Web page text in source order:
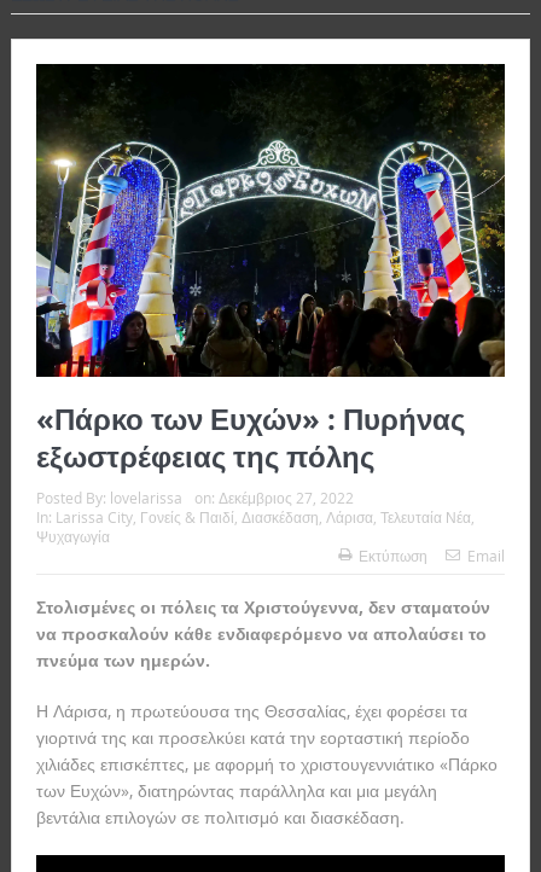
«Πάρκο των Ευχών» : Πυρήνας
εξωστρέφειας της πόλης
Posted By: lovelarissa on: Δεκέμβριος 27, 2022
In: Larissa City, Γονείς & Παιδί Διασκέδαση Λάρισα Τελευταία Νέα
Ψυχαγωγία
Εκτύπωση
Email
Στολισμένες οι πόλεις τα Χριστούγεννα, δεν σταματούν
να προσκαλούν κάθε ενδιαφερόμενο να απολαύσει το
πνεύμα των ημερών.
Η Λάρισα, η πρωτεύουσα της Θεσσαλίας, έχει φορέσει τα
γιορτινά της και προσελκύει κατά την εορταστική περίοδο
χιλιάδες επισκέπτες, με αφορμή το χριστουγεννιάτικο «Πάρκο
των Ευχών», διατηρώντας παράλληλα και μια μεγάλη
βεντάλια επιλογών σε πολιτισμό και διασκέδαση.